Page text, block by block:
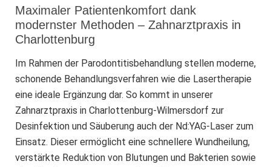
Maximaler Patientenkomfort dank
modernster Methoden – Zahnarztpraxis in
Charlottenburg
Im Rahmen der Parodontitisbehandlung stellen moderne,
schonende Behandlungsverfahren wie die Lasertherapie
eine ideale Ergänzung dar. So kommt in unserer
Zahnarztpraxis in Charlottenburg-Wilmersdorf zur
Desinfektion und Säuberung auch der Nd:YAG-Laser zum
Einsatz. Dieser ermöglicht eine schnellere Wundheilung,
verstärkte Reduktion von Blutungen und Bakterien sowie